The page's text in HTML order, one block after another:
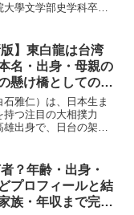
學文学部史学科卒。
。結婚や家族背景まで
新】
版】東白龍は台湾
名・出身・母親の
懸け橋としての活
雅仁）は、日本生ま
つ注目の大相撲力
出身で、日台の架け
？年齢・出身・
プロフィールと結
族・年収まで完全